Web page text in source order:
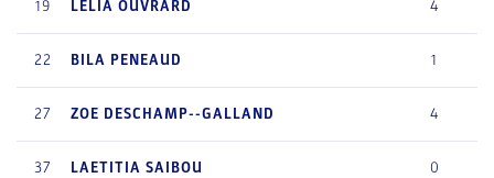
19 LELIA OUVRARD 4
22 BILA PENEAUD 1
27 ZOE DESCHAMP--GALLAND 4
37 LAETITIA SAIBOU 0